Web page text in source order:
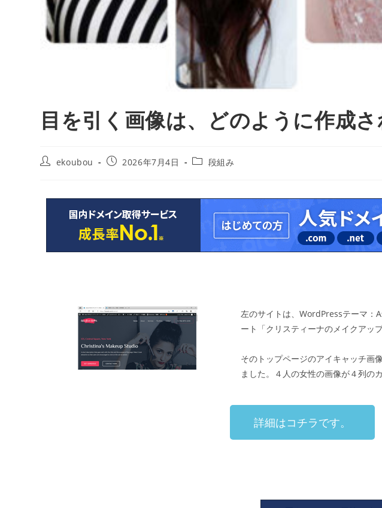
目を引く画像は、どのように作成
ekoubou 2026年7月4日 段組み
左のサイトは、WordPressテーマ：
ート「クリスティーナのメイクアッ
そのトップページのアイキャッチ画
ました。４人の女性の画像が４列の
詳細はコチラです。